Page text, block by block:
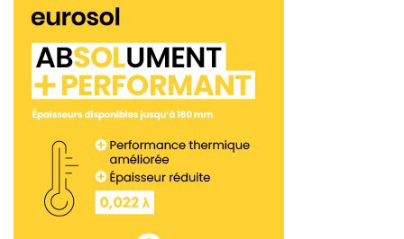
risques de glissement.
Cette nouvelle version de la norme relative aux
chaussures de sécurité permet à Nagara de
s’équiper d’un sur-embout “pare-pierre” marqué
SC. L’objectif ? Renforcer le confort et la sécurité
des professionnels du BTP, des espaces verts et de
l’industrie, quel que soit leur environnement de
travail.
Suivez-nous surtous nos réseaux sociaux !